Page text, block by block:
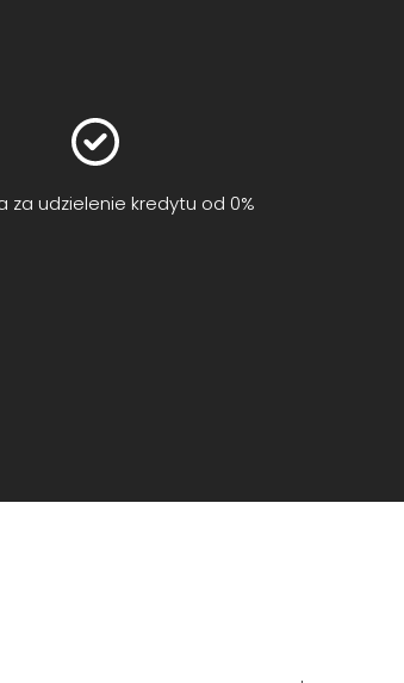
za udzielenie kredytu od 0%